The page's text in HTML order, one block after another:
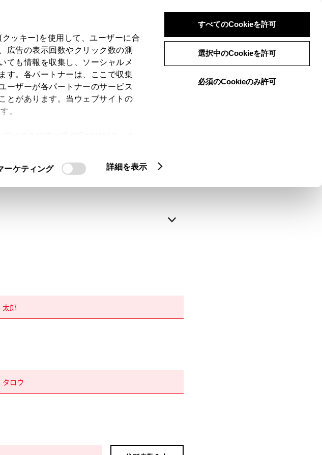
ッキー)を使用して、ユーザーに合
広告の表示回数やクリック数の測
ても情報を収集し、ソーシャルメ
す。各パートナーは、ここで収集
ーザーが各パートナーのサービス
とがあります。当ウェブサイトの
。
ーケティング 詳細を表示
すべてのCookieを許可
選択中のCookieを許可
必須のCookieのみ許可
確認
ログインして自動入力